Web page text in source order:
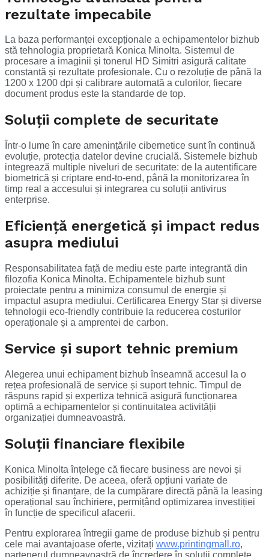
rezultate impecabile
La baza performanței excepționale a echipamentelor bizhub
stă tehnologia proprietară Konica Minolta. Sistemul de
procesare a imaginii și tonerul HD Simitri asigură calitate
constantă și rezultate profesionale. Cu o rezoluție de până la
1200 x 1200 dpi și calibrare automată a culorilor, fiecare
document produs este la standarde de top.
Soluții complete de securitate
Într-o lume în care amenințările cibernetice sunt în continuă
evoluție, protecția datelor devine crucială. Sistemele bizhub
integrează multiple niveluri de securitate: de la autentificare
biometrică și criptare end-to-end, până la monitorizarea în
timp real a accesului și integrarea cu soluții antivirus
enterprise.
Eficiență energetică și impact redus
asupra mediului
Responsabilitatea față de mediu este parte integrantă din
filozofia Konica Minolta. Echipamentele bizhub sunt
proiectate pentru a minimiza consumul de energie și
impactul asupra mediului. Certificarea Energy Star și diverse
tehnologii eco-friendly contribuie la reducerea costurilor
operaționale și a amprentei de carbon.
Service și suport tehnic premium
Alegerea unui echipament bizhub înseamnă accesul la o
rețea profesională de service și suport tehnic. Timpul de
răspuns rapid și expertiza tehnică asigură funcționarea
optimă a echipamentelor și continuitatea activității
organizației dumneavoastră.
Soluții financiare flexibile
Konica Minolta înțelege că fiecare business are nevoi și
posibilități diferite. De aceea, oferă opțiuni variate de
achiziție și finanțare, de la cumpărare directă până la leasing
operațional sau închiriere, permițând optimizarea investiției
în funcție de specificul afacerii.
Pentru explorarea întregii game de produse bizhub și pentru
cele mai avantajoase oferte, vizitați www.printingmall.ro,
partenerul dumneavoastră de încredere în soluții complete